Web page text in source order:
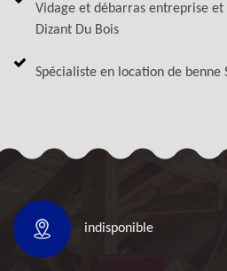
Vidage et débarras entreprise
Dizant Du Bois
Spécialiste en location de benne
indisponible